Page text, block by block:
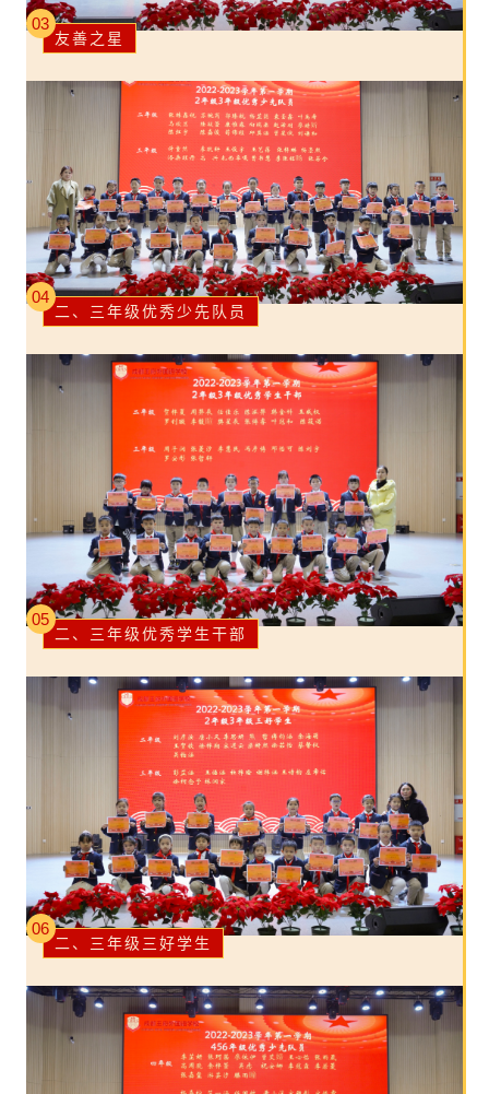
03
友善之星
04
二、三年级优秀少先队员
05
二、三年级优秀学生干部
06
二、三年级三好学生